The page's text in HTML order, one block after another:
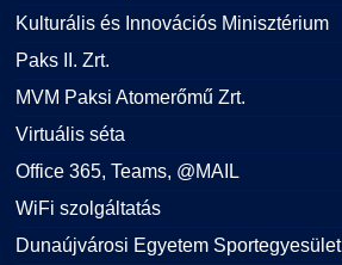
Kulturális és Innovációs Minisztérium
Paks II. Zrt.
MVM Paksi Atomerőmű Zrt.
Virtuális séta
Office 365, Teams, @MAIL
WiFi szolgáltatás
Dunaújvárosi Egyetem Sportegyesület